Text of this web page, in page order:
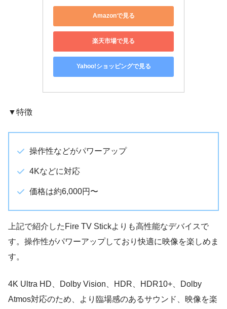
Amazonで見る
楽天市場で見る
Yahoo!ショッピングで見る
▼特徴
操作性などがパワーアップ
4Kなどに対応
価格は約6,000円〜
上記で紹介したFire TV Stickよりも高性能なデバイスで
す。操作性がパワーアップしており快適に映像を楽しめま
す。
4K Ultra HD、Dolby Vision、HDR、HDR10+、Dolby
Atmos対応のため、より臨場感のあるサウンド、映像を楽